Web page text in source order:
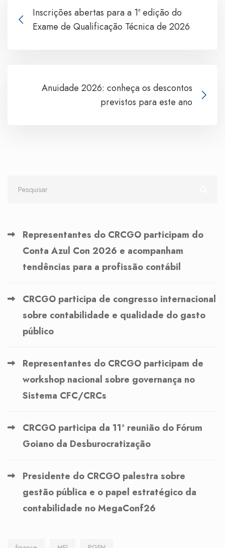
Inscrições abertas para a 1ª edição do
Exame de Qualificação Técnica de 2026
Anuidade 2026: conheça os descontos
previstos para este ano
Representantes do CRCGO participam do
Conta Azul Con 2026 e acompanham
tendências para a profissão contábil
CRCGO participa de congresso internacional
sobre contabilidade e qualidade do gasto
público
Representantes do CRCGO participam de
workshop nacional sobre governança no
Sistema CFC/CRCs
CRCGO participa da 11ª reunião do Fórum
Goiano da Desburocratização
Presidente do CRCGO palestra sobre
gestão pública e o papel estratégico da
contabilidade no MegaConf26